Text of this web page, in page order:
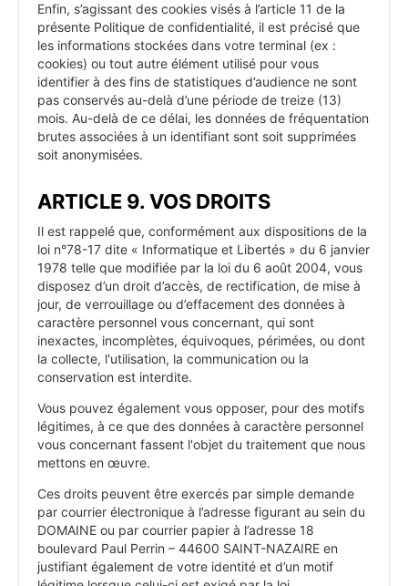
Enfin, s’agissant des cookies visés à l’article 11 de la
présente Politique de confidentialité, il est précisé que
les informations stockées dans votre terminal (ex :
cookies) ou tout autre élément utilisé pour vous
identifier à des fins de statistiques d’audience ne sont
pas conservés au-delà d’une période de treize (13)
mois. Au-delà de ce délai, les données de fréquentation
brutes associées à un identifiant sont soit supprimées
soit anonymisées.
ARTICLE 9. VOS DROITS
Il est rappelé que, conformément aux dispositions de la
loi n°78-17 dite « Informatique et Libertés » du 6 janvier
1978 telle que modifiée par la loi du 6 août 2004, vous
disposez d’un droit d’accès, de rectification, de mise à
jour, de verrouillage ou d’effacement des données à
caractère personnel vous concernant, qui sont
inexactes, incomplètes, équivoques, périmées, ou dont
la collecte, l'utilisation, la communication ou la
conservation est interdite.
Vous pouvez également vous opposer, pour des motifs
légitimes, à ce que des données à caractère personnel
vous concernant fassent l'objet du traitement que nous
mettons en œuvre.
Ces droits peuvent être exercés par simple demande
par courrier électronique à l’adresse figurant au sein du
DOMAINE ou par courrier papier à l’adresse 18
boulevard Paul Perrin – 44600 SAINT-NAZAIRE en
justifiant également de votre identité et d’un motif